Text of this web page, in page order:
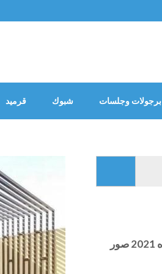
برجولات وجلسات شبوك قرميد
برجولات اشكال جديده 2021 صور